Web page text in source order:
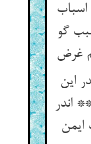
گو
این
اندر
ایمن